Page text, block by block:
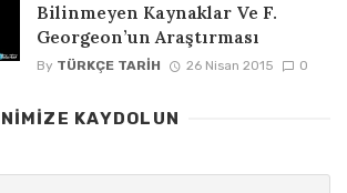
Bilinmeyen Kaynaklar Ve F.
Georgeon’un Araştırması
By TÜRKÇE TARIH 26 Nisan 2015 0
KAYDOLUN